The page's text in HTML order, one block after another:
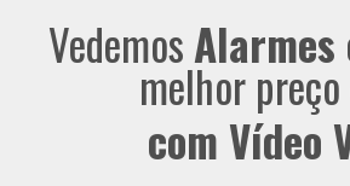
VedemosAlarmes
melhor
com Vídeo